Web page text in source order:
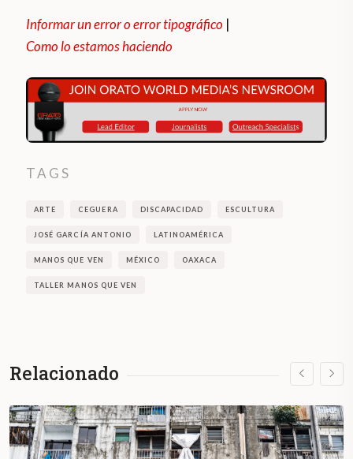
Informar un error o error tipográfico |
Como lo estamos haciendo
TAGS
ARTE CEGUERA DISCAPACIDAD ESCULTURA
JOSÉ GARCÍA ANTONIO LATINOAMÉRICA
MANOS QUE VEN MÉXICO OAXACA
TALLER MANOS QUE VEN
Relacionado